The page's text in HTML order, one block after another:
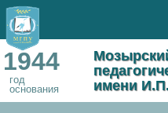
1944
год
основания
имени